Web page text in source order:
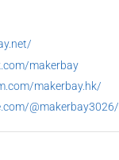
makerbay
makerbay.hk/
@makerbay3026/